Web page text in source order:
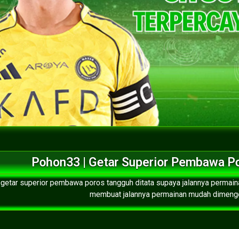
Pohon33 | Getar Superior Pembawa
getar superior pembawa poros tangguh ditata supaya jalannya
membuat jalannya permainan mudah